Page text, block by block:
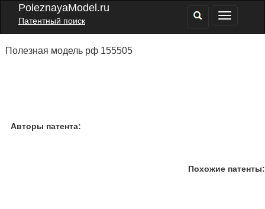
PoleznayaModel.ru
Патентный поиск
Полезная модель рф 155505
Авторы патента:
Похожие патенты: